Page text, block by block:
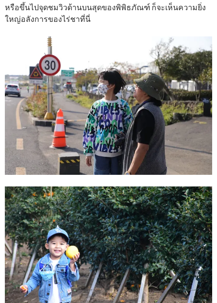
หรือขึ้นไปจุดชมวิวด้านบนสุดของพิพิธภัณฑ์ ก็จะเห็นความยิ่ง
ใหญ่อลังการของไร่ชาที่นี่